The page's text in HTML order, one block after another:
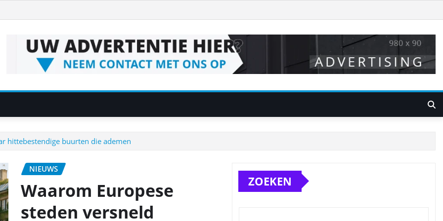
hittebestendige buurten die ademen
NIEUWS
Waarom Europese
steden versneld
ZOEKEN